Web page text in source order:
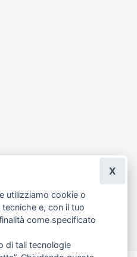
utilizziamo cookie o
e, con il tuo
come specificato
di tali tecnologie
X